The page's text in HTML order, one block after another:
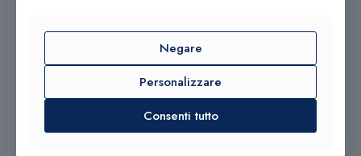
Negare
Personalizzare
Consenti tutto